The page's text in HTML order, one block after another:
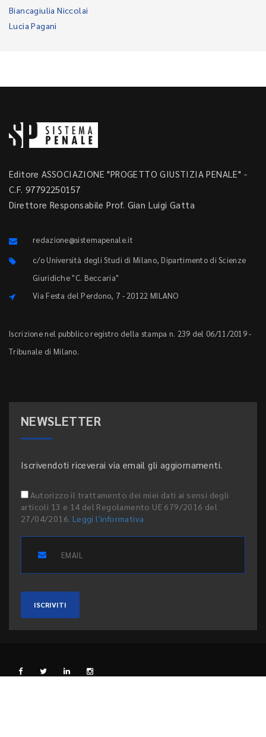
Biancagiulia Niccolai
Lucia Pagani
Editore ASSOCIAZIONE "PROGETTO GIUSTIZIA PENALE" -
C.F. 97792250157
Direttore Responsabile Prof. Gian Luigi Gatta
redazione@sistemapenale.it
c/o Università degli Studi di Milano, Dipartimento di Scienze
Giuridiche "C. Beccaria"
Via Festa del Perdono, 7 - 20122 MILANO
Iscrizione nel pubblico registro della stampa n. 239 del 06/11/2019 -
Tribunale di Milano.
NEWSLETTER
Iscrivendoti riceverai via email gli aggiornamenti.
Autorizzo il trattamento dei miei dati ai sensi degli
articoli 13 e 14 del Regolamento UE 679/2016 del
27/04/2016. Leggi l'informativa
ISCRIVITI